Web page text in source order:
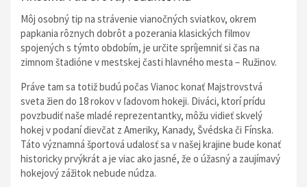
Môj osobný tip na strávenie vianočných sviatkov, okrem
papkania rôznych dobrôt a pozerania klasických filmov
spojených s týmto obdobím, je určite spríjemniť si čas na
zimnom štadióne v mestskej časti hlavného mesta – Ružinov.
Práve tam sa totiž budú počas Vianoc konať Majstrovstvá
sveta žien do 18 rokov v ľadovom hokeji. Diváci, ktorí prídu
povzbudiť naše mladé reprezentantky, môžu vidieť skvelý
hokej v podaní dievčat z Ameriky, Kanady, Švédska či Fínska.
Táto významná športová udalosť sa v našej krajine bude konať
historicky prvýkrát a je viac ako jasné, že o úžasný a zaujímavý
hokejový zážitok nebude núdza.